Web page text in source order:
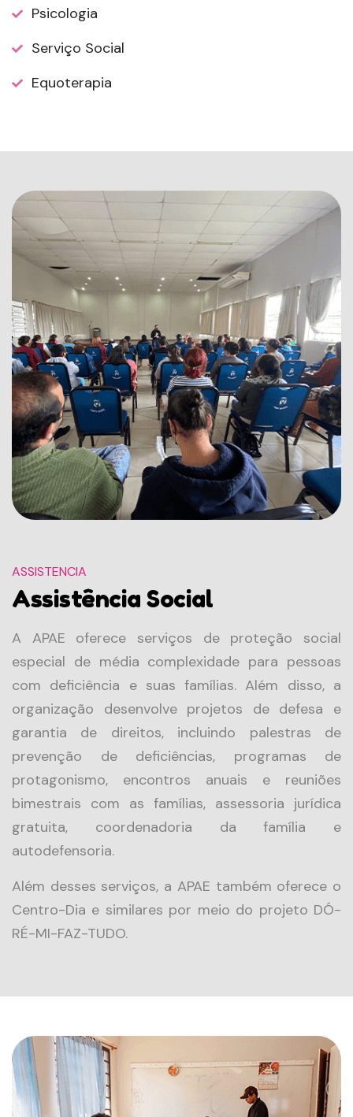
Psicologia
Serviço Social
Equoterapia
ASSISTENCIA
Assistência Social
A APAE oferece serviços de proteção social
especial de média complexidade para pessoas
com deficiência e suas famílias. Além disso, a
organização desenvolve projetos de defesa e
garantia de direitos, incluindo palestras de
prevenção de deficiências, programas de
protagonismo, encontros anuais e reuniões
bimestrais com as famílias, assessoria jurídica
gratuita, coordenadoria da família e
autodefensoria.
Além desses serviços, a APAE também oferece o
Centro-Dia e similares por meio do projeto DÓ-
RÉ-MI-FAZ-TUDO.